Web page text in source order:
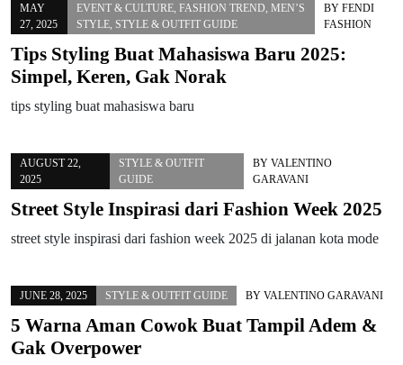
MAY
27, 2025
EVENT & CULTURE, FASHION TREND MEN’S
STYLE, STYLE & OUTFIT GUIDE
BYFENDI
FASHION
Tips Styling Buat Mahasiswa Baru 2025:
Simpel, Keren, Gak Norak
tips styling buat mahasiswa baru
AUGUST 22,
2025
STYLE & OUTFIT
GUIDE
BY VALENTINO
GARAVANI
Street Style Inspirasi dari Fashion Week 2025
street style inspirasi dari fashion week 2025 di jalanan kota mode
JUNE 28, 2025 STYLE & OUTFIT GUIDE BY VALENTINO GARAVANI
5 Warna Aman Cowok Buat Tampil Adem &
Gak Overpower